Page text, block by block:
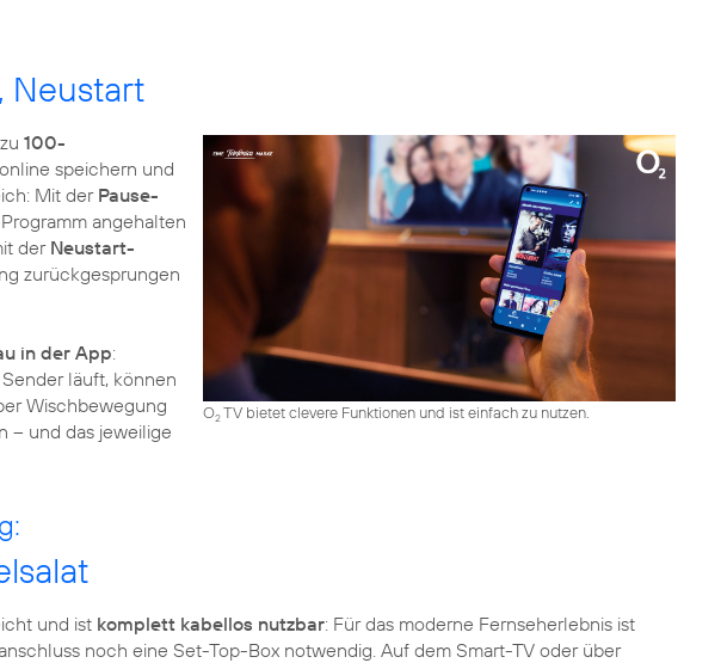
Neustart
O2TV bietet clevere Funktionen und ist einfach zu nutzen.
100-
speichern und
Mit derPause-
angehalten
derNeustart-
zurückgesprungen
in der App:
läuft, können
Wischbewegung
– und das jeweilige
und ist komplett kabellos nutzbar: Für das moderne Fernseherlebnis ist
noch eine Set-Top-Box notwendig. Auf dem Smart-TV oder über